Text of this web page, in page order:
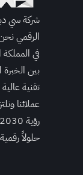
شركة سي
الرقمي
في
بين
تقنية
عملائنا
حلولاً